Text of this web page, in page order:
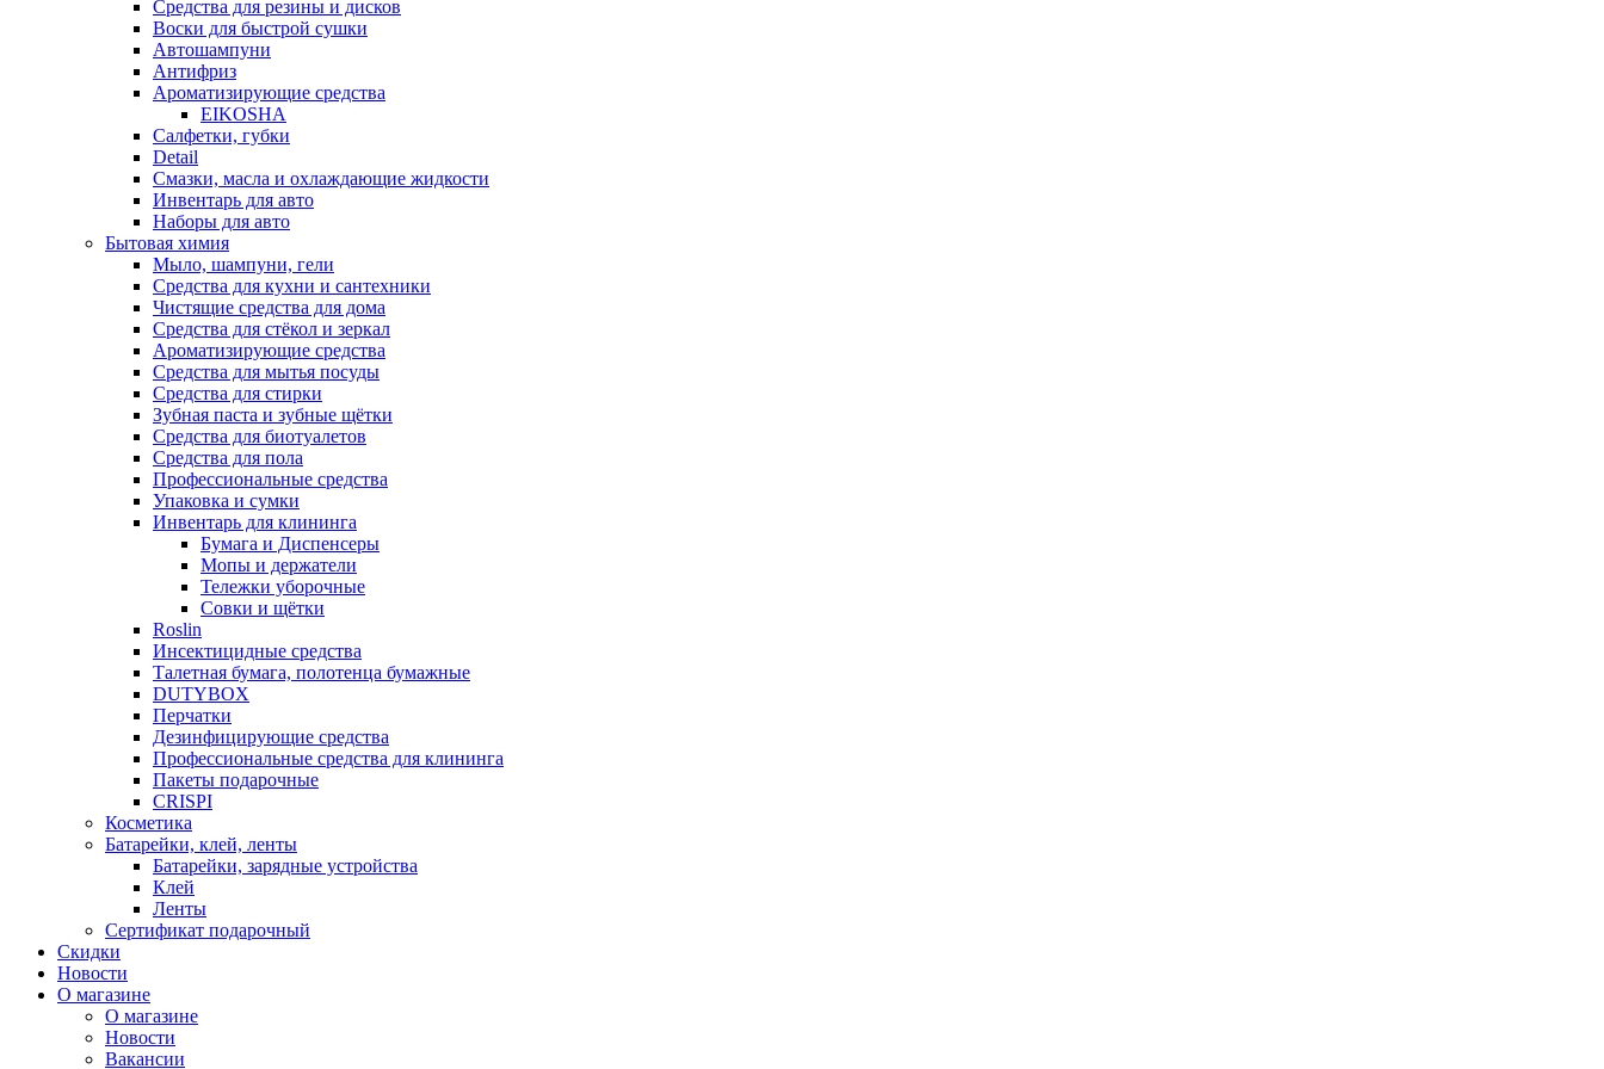
Средства для резины и дисков
Воски для быстрой сушки
Автошампуни
Антифриз
Ароматизирующие средства
EIKOSHA
Салфетки, губки
Detail
Смазки, масла и охлаждающие жидкости
Инвентарь для авто
Наборы для авто
Бытовая химия
Мыло, шампуни, гели
Средства для кухни и сантехники
Чистящие средства для дома
Средства для стёкол и зеркал
Ароматизирующие средства
Средства для мытья посуды
Средства для стирки
Зубная паста и зубные щётки
Средства для биотуалетов
Средства для пола
Профессиональные средства
Упаковка и сумки
Инвентарь для клининга
Бумага и Диспенсеры
Мопы и держатели
Тележки уборочные
Совки и щётки
Roslin
Инсектицидные средства
Талетная бумага, полотенца бумажные
DUTYBOX
Перчатки
Дезинфицирующие средства
Профессиональные средства для клининга
Пакеты подарочные
CRISPI
Косметика
Батарейки, клей, ленты
Батарейки, зарядные устройства
Клей
Ленты
Сертификат подарочный
Скидки
Новости
О магазине
О магазине
Новости
Вакансии